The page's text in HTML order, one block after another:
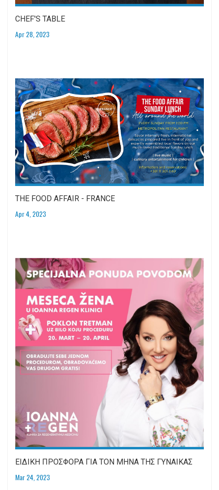
CHEF'S TABLE
Apr 28, 2023
THE FOOD AFFAIR - FRANCE
Apr 4, 2023
ΕΙΔΙΚΗ ΠΡΟΣΦΟΡΑ ΓΙΑ ΤΟΝ ΜΗΝΑ ΤΗΣ ΓΥΝΑΙΚΑΣ
Mar 24, 2023